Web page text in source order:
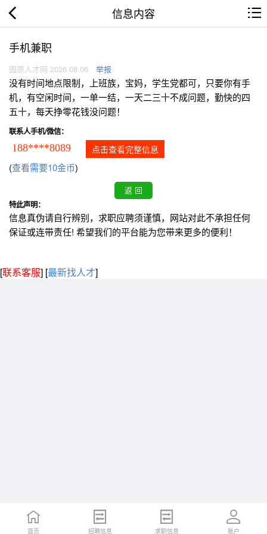
信息内容
手机兼职
固原人才网 2026.08.06 举报
没有时间地点限制，上班族，宝妈，学生党都可，只要你有手
机，有空闲时间，一单一结，一天二三十不成问题，勤快的四
五十，每天挣零花钱没问题！
联系人手机/微信：
188****8089 点击查看完整信息
(查看需要10金币)
特此声明：
信息真伪请自行辨别，求职应聘须谨慎，网站对此不承担任何
保证或连带责任! 希望我们的平台能为您带来更多的便利！
[联系客服] [最新找人才]
首页 招聘信息 求职信息 账户